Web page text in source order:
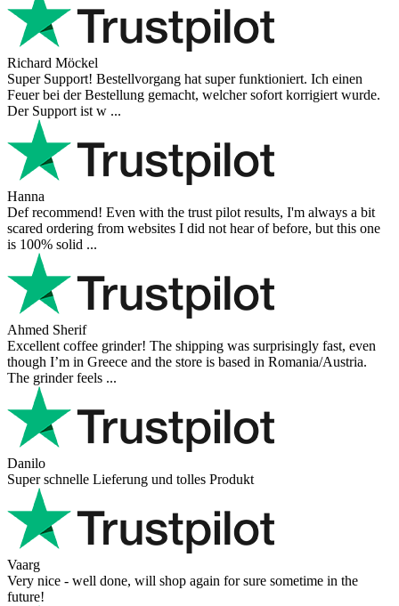
Richard Möckel
Super Support! Bestellvorgang hat super funktioniert. Ich einen
Feuer bei der Bestellung gemacht, welcher sofort korrigiert wurde.
Der Support ist w ...
Hanna
Def recommend! Even with the trust pilot results, I'm always a bit
scared ordering from websites I did not hear of before, but this one
is 100% solid ...
Ahmed Sherif
Excellent coffee grinder! The shipping was surprisingly fast, even
though I’m in Greece and the store is based in Romania/Austria.
The grinder feels ...
Danilo
Super schnelle Lieferung und tolles Produkt
Vaarg
Very nice - well done, will shop again for sure sometime in the
future!